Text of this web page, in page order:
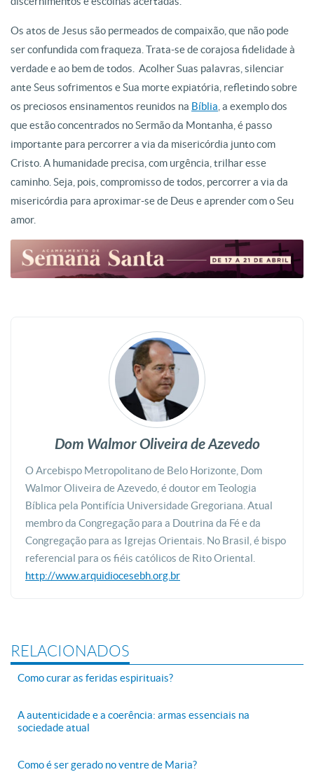
Os atos de Jesus são permeados de compaixão, que não pode
ser confundida com fraqueza. Trata-se de corajosa fidelidade à
verdade e ao bem de todos. Acolher Suas palavras, silenciar
ante Seus sofrimentos e Sua morte expiatória, refletindo sobre
os preciosos ensinamentos reunidos na Bíblia , a exemplo dos
que estão concentrados no Sermão da Montanha, é passo
importante para percorrer a via da misericórdia junto com
Cristo. A humanidade precisa, com urgência, trilhar esse
caminho. Seja, pois, compromisso de todos, percorrer a via da
misericórdia para aproximar-se de Deus e aprender com o Seu
amor.
Dom Walmor Oliveira de Azevedo
O Arcebispo Metropolitano de Belo Horizonte, Dom
Walmor Oliveira de Azevedo, é doutor em Teologia
Bíblica pela Pontifícia Universidade Gregoriana. Atual
membro da Congregação para a Doutrina da Fé e da
Congregação para as Igrejas Orientais. No Brasil, é bispo
referencial para os fiéis católicos de Rito Oriental.
http://www.arquidiocesebh.org.br
RELACIONADOS
Como curar as feridas espirituais?
A autenticidade e a coerência: armas essenciais na
sociedade atual
Como é ser gerado no ventre de Maria?